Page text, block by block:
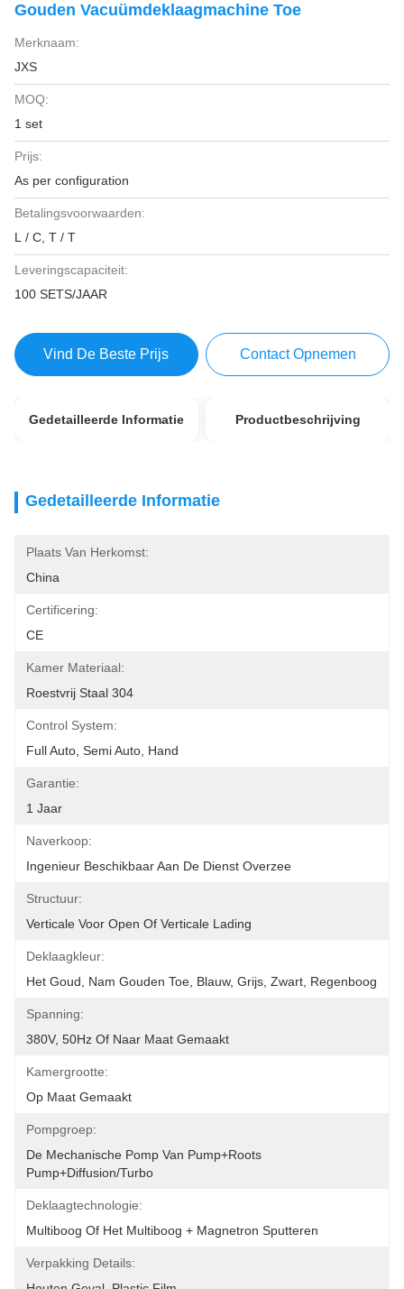
Gouden Vacuümdeklaagmachine Toe
Merknaam:
JXS
MOQ:
1 set
Prijs:
As per configuration
Betalingsvoorwaarden:
L / C, T / T
Leveringscapaciteit:
100 SETS/JAAR
Vind De Beste Prijs Contact Opnemen
Gedetailleerde Informatie Productbeschrijving
Gedetailleerde Informatie
Plaats Van Herkomst:
China
Certificering:
CE
Kamer Materiaal:
Roestvrij Staal 304
Control System:
Full Auto, Semi Auto, Hand
Garantie:
1 Jaar
Naverkoop:
Ingenieur Beschikbaar Aan De Dienst Overzee
Structuur:
Verticale Voor Open Of Verticale Lading
Deklaagkleur:
Het Goud, Nam Gouden Toe, Blauw, Grijs, Zwart, Regenboog
Spanning:
380V, 50Hz Of Naar Maat Gemaakt
Kamergrootte:
Op Maat Gemaakt
Pompgroep:
De Mechanische Pomp Van Pump+Roots
Pump+Diffusion/Turbo
Deklaagtechnologie:
Multiboog Of Het Multiboog + Magnetron Sputteren
Verpakking Details: